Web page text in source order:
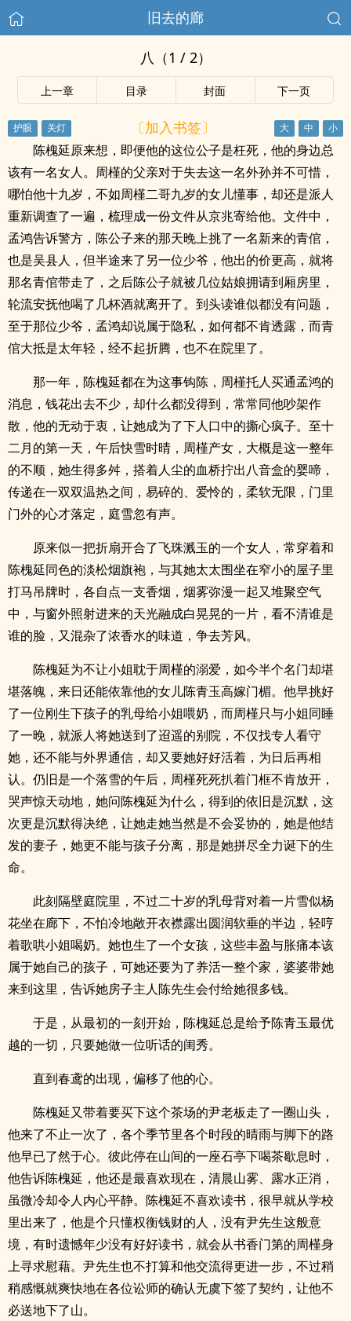
旧去的廊
八（1 / 2）
上一章 目录 封面 下一页
〔加入书签〕
陈槐延原来想，即便他的这位公子是枉死，他的身边总
该有一名女人。周槿的父亲对于失去这一名外孙并不可惜，
哪怕他十九岁，不如周槿二哥九岁的女儿懂事，却还是派人
重新调查了一遍，梳理成一份文件从京兆寄给他。文件中，
孟鸿告诉警方，陈公子来的那天晚上挑了一名新来的青倌，
也是吴县人，但半途来了另一位少爷，他出的价更高，就将
那名青倌带走了，之后陈公子就被几位姑娘拥请到厢房里，
轮流安抚他喝了几杯酒就离开了。到头读谁似都没有问题，
至于那位少爷，孟鸿却说属于隐私，如何都不肯透露，而青
倌大抵是太年轻，经不起折腾，也不在院里了。
那一年，陈槐延都在为这事钩陈，周槿托人买通孟鸿的
消息，钱花出去不少，却什么都没得到，常常同他吵架作
散，他的无动于衷，让她成为了下人口中的撕心疯子。至十
二月的第一天，午后快雪时晴，周槿产女，大概是这一整年
的不顺，她生得多舛，搭着人尘的血桥拧出八音盒的婴啼，
传递在一双双温热之间，易碎的、爱怜的，柔软无限，门里
门外的心才落定，庭雪忽有声。
原来似一把折扇开合了飞珠溅玉的一个女人，常穿着和
陈槐延同色的淡松烟旗袍，与其她太太围坐在窄小的屋子里
打马吊牌时，各自点一支香烟，烟雾弥漫一起又堆聚空气
中，与窗外照射进来的天光融成白晃晃的一片，看不清谁是
谁的脸，又混杂了浓香水的味道，争去芳风。
陈槐延为不让小姐耽于周槿的溺爱，如今半个名门却堪
堪落魄，来日还能依靠他的女儿陈青玉高嫁门楣。他早挑好
了一位刚生下孩子的乳母给小姐喂奶，而周槿只与小姐同睡
了一晚，就派人将她送到了迢遥的别院，不仅找专人看守
她，还不能与外界通信，却又要她好好活着，为日后再相
认。仍旧是一个落雪的午后，周槿死死扒着门框不肯放开，
哭声惊天动地，她问陈槐延为什么，得到的依旧是沉默，这
次更是沉默得决绝，让她走她当然是不会妥协的，她是他结
发的妻子，她更不能与孩子分离，那是她拼尽全力诞下的生
命。
此刻隔壁庭院里，不过二十岁的乳母背对着一片雪似杨
花坐在廊下，不怕冷地敞开衣襟露出圆润软垂的半边，轻哼
着歌哄小姐喝奶。她也生了一个女孩，这些丰盈与胀痛本该
属于她自己的孩子，可她还要为了养活一整个家，婆婆带她
来到这里，告诉她房子主人陈先生会付给她很多钱。
于是，从最初的一刻开始，陈槐延总是给予陈青玉最优
越的一切，只要她做一位听话的闺秀。
直到春鸢的出现，偏移了他的心。
陈槐延又带着要买下这个茶场的尹老板走了一圈山头，
他来了不止一次了，各个季节里各个时段的晴雨与脚下的路
他早已了然于心。彼此停在山间的一座石亭下喝茶歇息时，
他告诉陈槐延，他还是最喜欢现在，清晨山雾、露水正消，
虽微冷却令人内心平静。陈槐延不喜欢读书，很早就从学校
里出来了，他是个只懂权衡钱财的人，没有尹先生这般意
境，有时遗憾年少没有好好读书，就会从书香门第的周槿身
上寻求慰藉。尹先生也不打算和他交流得更进一步，不过稍
稍感慨就爽快地在各位讼师的确认无虞下签了契约，让他不
必送地下了山。